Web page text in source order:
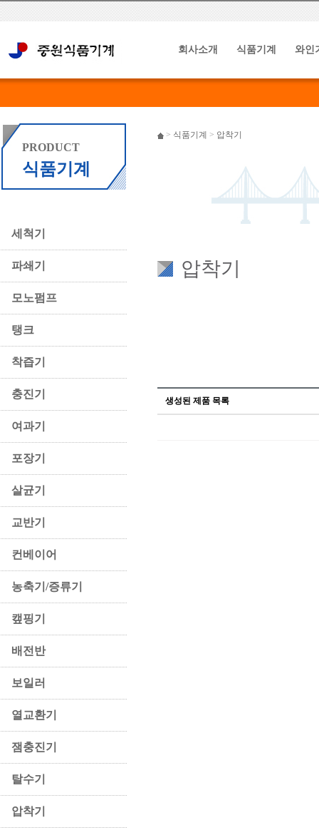
회사소개 식품기계 와인
PRODUCT
식품기계
세척기
파쇄기
모노펌프
탱크
착즙기
충진기
여과기
포장기
살균기
교반기
컨베이어
농축기/증류기
캪핑기
배전반
보일러
열교환기
잼충진기
탈수기
압착기
> 식품기계 > 압착기
압착기
생성된 제품 목록